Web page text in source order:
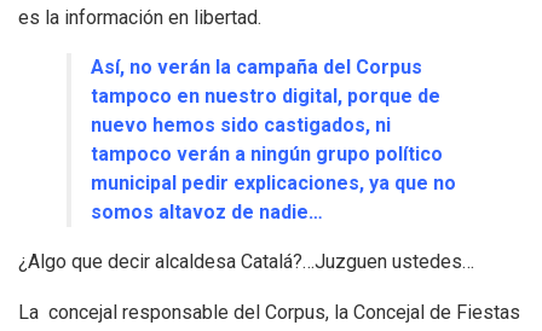
es la información en libertad.
Así, no verán la campaña del Corpus
tampoco en nuestro digital, porque de
nuevo hemos sido castigados, ni
tampoco verán a ningún grupo político
municipal pedir explicaciones, ya que no
somos altavoz de nadie…
¿Algo que decir alcaldesa Catalá?…Juzguen ustedes…
La concejal responsable del Corpus, la Concejal de Fiestas